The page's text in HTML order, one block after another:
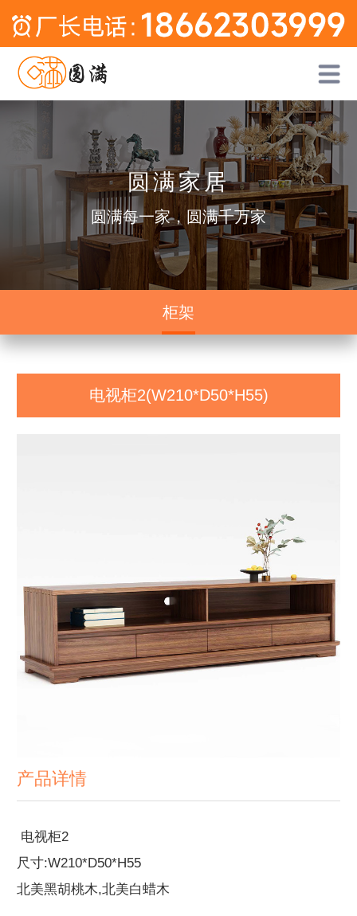
圆满家居
圆满每一家，圆满千万家
柜架
电视柜2(W210*D50*H55)
产品详情
电视柜2
尺寸:W210*D50*H55
北美黑胡桃木,北美白蜡木